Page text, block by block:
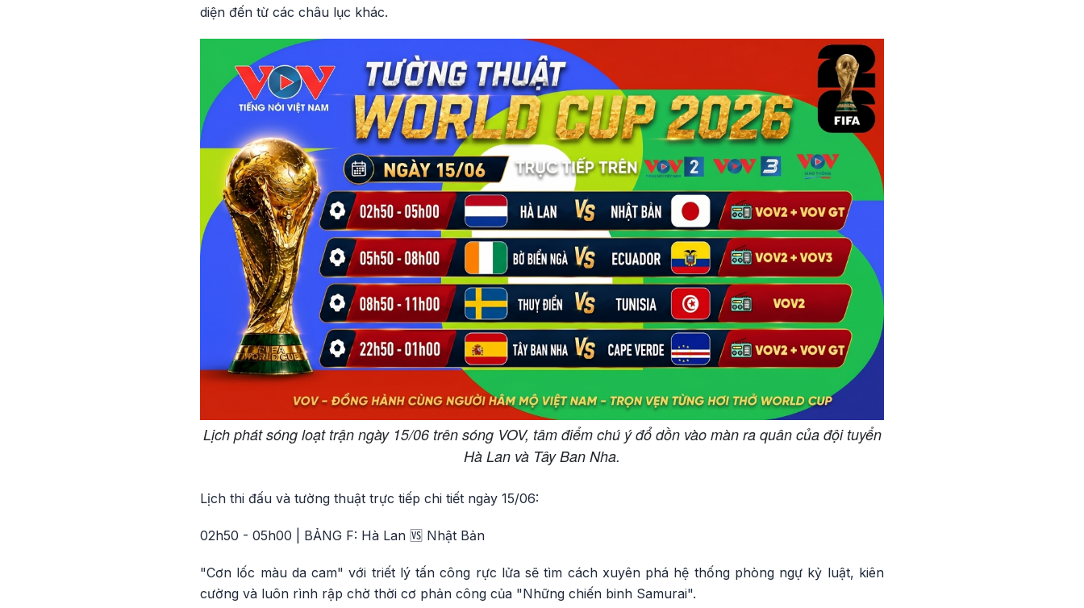
diện đến từ các châu lục khác.
Lịch phát sóng loạt trận ngày 15/06 trên sóng VOV, tâm điểm chú ý đổ dồn vào màn ra quân của đội tuyển
Hà Lan và Tây Ban Nha.
Lịch thi đấu và tường thuật trực tiếp chi tiết ngày 15/06:
02h50 - 05h00 | BẢNG F: Hà Lan 🆚 Nhật Bản
"Cơn lốc màu da cam" với triết lý tấn công rực lửa sẽ tìm cách xuyên phá hệ thống phòng ngự kỷ luật, kiên
cường và luôn rình rập chờ thời cơ phản công của "Những chiến binh Samurai".